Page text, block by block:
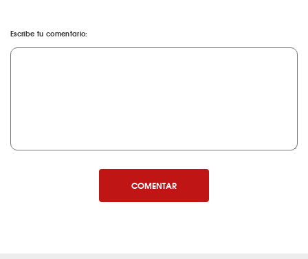
Escribe tu comentario:
COMENTAR